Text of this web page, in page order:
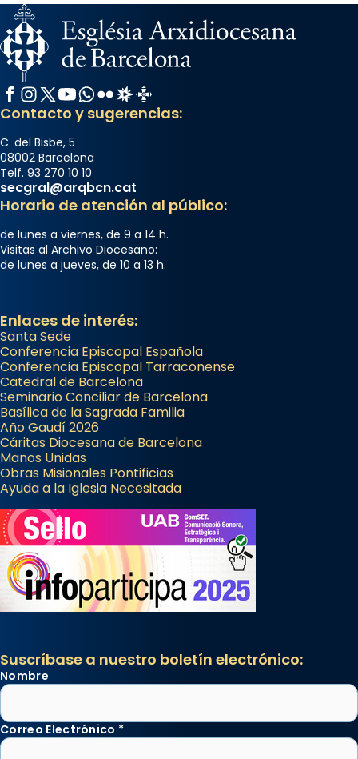
Facebook
Instagram
X / Twitter
YouTube
WhatsApp
FlickrRadio Estel
Catalunya Cristiana
Contacto y sugerencias:
C. del Bisbe, 5
08002 Barcelona
Telf. 93 270 10 10
secgral@arqbcn.cat
Horario de atención al público:
de lunes a viernes, de 9 a 14 h.
Visitas al Archivo Diocesano:
de lunes a jueves, de 10 a 13 h.
Enlaces de interés:
Santa Sede
Conferencia Episcopal Española
Conferencia Episcopal Tarraconense
Catedral de Barcelona
Seminario Conciliar de Barcelona
Basílica de la Sagrada Familia
Año Gaudí 2026
Cáritas Diocesana de Barcelona
Manos Unidas
Obras Misionales Pontificias
Ayuda a la Iglesia Necesitada
Suscríbase a nuestro boletín electrónico:
Nombre
Correo Electrónico *